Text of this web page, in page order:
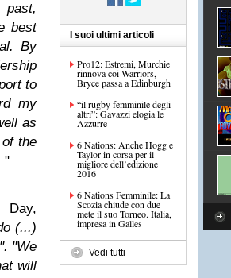
best
By
to
my
as
the
"
Day,
(...)
"We
will
I suoi ultimi articoli
Pro12: Estremi, Murchie
rinnova coi Warriors,
Bryce passa a Edinburgh
“il rugby femminile degli
altri”: Gavazzi elogia le
Azzurre
6 Nations: Anche Hogg e
Taylor in corsa per il
migliore dell’edizione
2016
6 Nations Femminile: La
Scozia chiude con due
mete il suo Torneo. Italia,
impresa in Galles
Vedi tutti